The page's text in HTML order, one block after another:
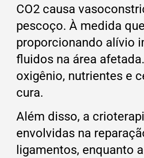
CO2 causa
pescoço. À medida
proporcionando alívio
fluidos na área
oxigênio, nutrientes e
cura.
Além disso, a
envolvidas na
ligamentos, enquanto